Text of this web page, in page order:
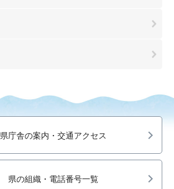
県庁舎の案内・交通アクセス
県の組織・電話番号一覧